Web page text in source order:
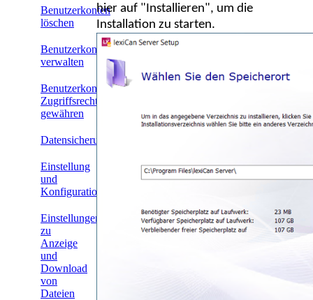
Benutzerkonten
löschen
Benutzerkonten
verwalten
Benutzerkonten
Zugriffsrechte
gewähren
Datensicherung
Einstellung
und
Konfiguration
Einstellungen
zu
Anzeige
und
Download
von
Dateien
hier auf "Installieren", um die
Installation zu starten.